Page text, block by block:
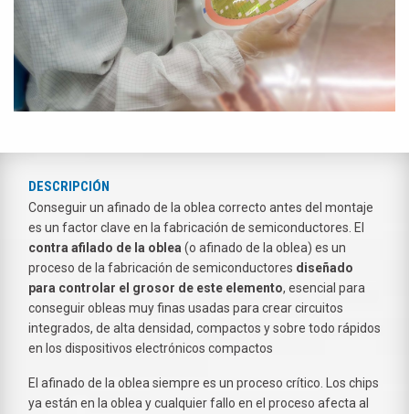
DESCRIPCIÓN
Conseguir un afinado de la oblea correcto antes del montaje
es un factor clave en la fabricación de semiconductores. El
contra afilado de la oblea (o afinado de la oblea) es un
proceso de la fabricación de semiconductores diseñado
para controlar el grosor de este elemento, esencial para
conseguir obleas muy finas usadas para crear circuitos
integrados, de alta densidad, compactos y sobre todo rápidos
en los dispositivos electrónicos compactos
El afinado de la oblea siempre es un proceso crítico. Los chips
ya están en la oblea y cualquier fallo en el proceso afecta al